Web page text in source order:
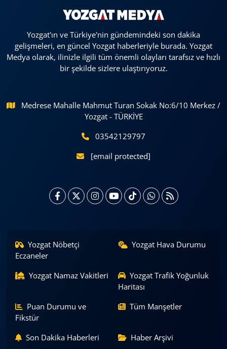
Yozgat'ın ve Türkiye'nin gündemindeki son dakika
gelişmeleri, en güncel Yozgat haberleriyle burada. Yozgat
Medya olarak, ilinizle ilgili tüm önemli olayları tarafsız ve hızlı
bir şekilde sizlere ulaştırıyoruz.
Medrese Mahalle Mahmut Turan Sokak No:6/10 Merkez /
Yozgat - TÜRKİYE
03542129797
[email protected]
Yozgat Nöbetçi
Eczaneler
Yozgat Hava Durumu
Yozgat Namaz Vakitleri
Yozgat Trafik Yoğunluk
Haritası
Puan Durumu ve
Fikstür
Tüm Manşetler
Son Dakika Haberleri Haber Arşivi